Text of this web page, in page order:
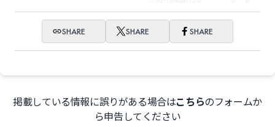
SHARE SHARE SHARE
掲載している情報に誤りがある場合はこちらのフォームか
ら申告してください